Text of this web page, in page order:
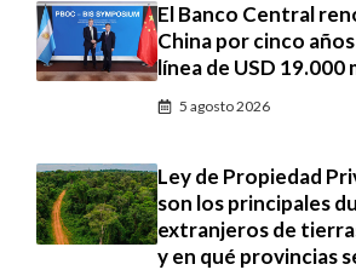
El Banco Central
China por cinco
línea de USD 19.000
5 agosto 2026
Ley de Propiedad
son los principales
extranjeros de
y en qué provincias